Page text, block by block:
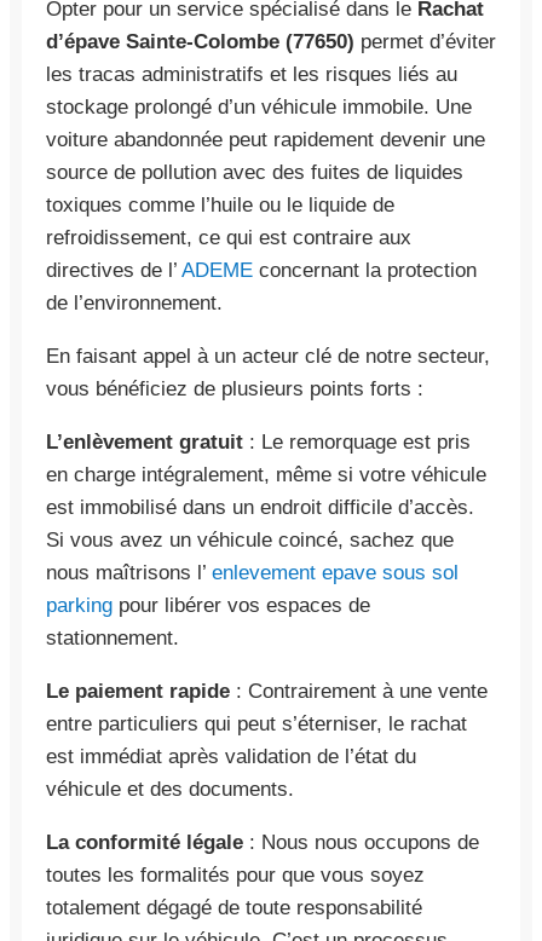
Opter pour un service spécialisé dans le Rachat
d’épave Sainte-Colombe (77650) permet d’éviter
les tracas administratifs et les risques liés au
stockage prolongé d’un véhicule immobile. Une
voiture abandonnée peut rapidement devenir une
source de pollution avec des fuites de liquides
toxiques comme l’huile ou le liquide de
refroidissement, ce qui est contraire aux
directives de l’ ADEME concernant la protection
de l’environnement.
En faisant appel à un acteur clé de notre secteur,
vous bénéficiez de plusieurs points forts :
L’enlèvement gratuit : Le remorquage est pris
en charge intégralement, même si votre véhicule
est immobilisé dans un endroit difficile d’accès.
Si vous avez un véhicule coincé, sachez que
nous maîtrisons l’ enlevement epave sous sol
parking pour libérer vos espaces de
stationnement.
Le paiement rapide : Contrairement à une vente
entre particuliers qui peut s’éterniser, le rachat
est immédiat après validation de l’état du
véhicule et des documents.
La conformité légale : Nous nous occupons de
toutes les formalités pour que vous soyez
totalement dégagé de toute responsabilité